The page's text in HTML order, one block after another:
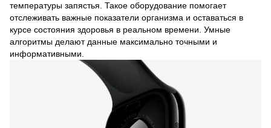
температуры запястья. Такое оборудование помогает
отслеживать важные показатели организма и оставаться в
курсе состояния здоровья в реальном времени. Умные
алгоритмы делают данные максимально точными и
информативными.